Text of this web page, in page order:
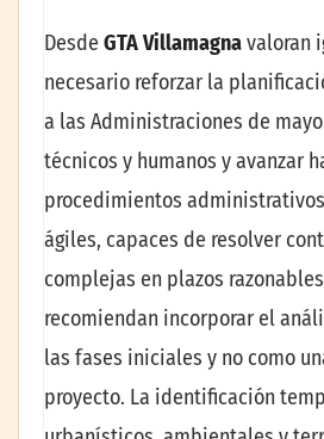
Desde GTA Villamagnavaloran
necesario reforzar la
a las Administraciones de
técnicos y humanos y avanzar
procedimientos
ágiles, capaces de resolver
complejas en plazos
recomiendan incorporar el
las fases iniciales y no como
proyecto. La identificación